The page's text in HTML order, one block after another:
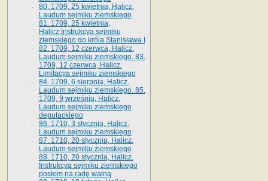
80. 1709, 25 kwietnia, Halicz.
Laudum sejmiku ziemskiego
81. 1709, 25 kwietnia,
Halicz.Instrukcya sejmiku
ziemskiego do króla Stanisława I
82. 1709, 12 czerwca, Halicz.
Laudum sejmiku ziemskiego. 83.
1709, 12 czerwca, Halicz.
Limitacya sejmiku ziemskiego
84. 1709, 6 sierpnia, Halicz.
Laudum sejmiku ziemskiego. 85.
1709, 9 września, Halicz.
Laudum sejmiku ziemskiego
deputackiego
86. 1710, 3 stycznia, Halicz.
Laudum sejmiku ziemskiego
87. 1710, 20 stycznia, Halicz.
Laudum sejmiku ziemskiego
88. 1710, 20 stycznia, Halicz.
Instrukcya sejmiku ziemskiego
posłom na radę walną